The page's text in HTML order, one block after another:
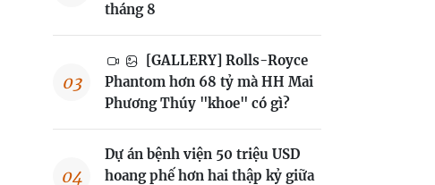
tháng 8
[GALLERY] Rolls-Royce
Phantom hơn 68 tỷ mà HH Mai
Phương Thúy "khoe" có gì?
Dự án bệnh viện 50 triệu USD
hoang phế hơn hai thập kỷ giữa